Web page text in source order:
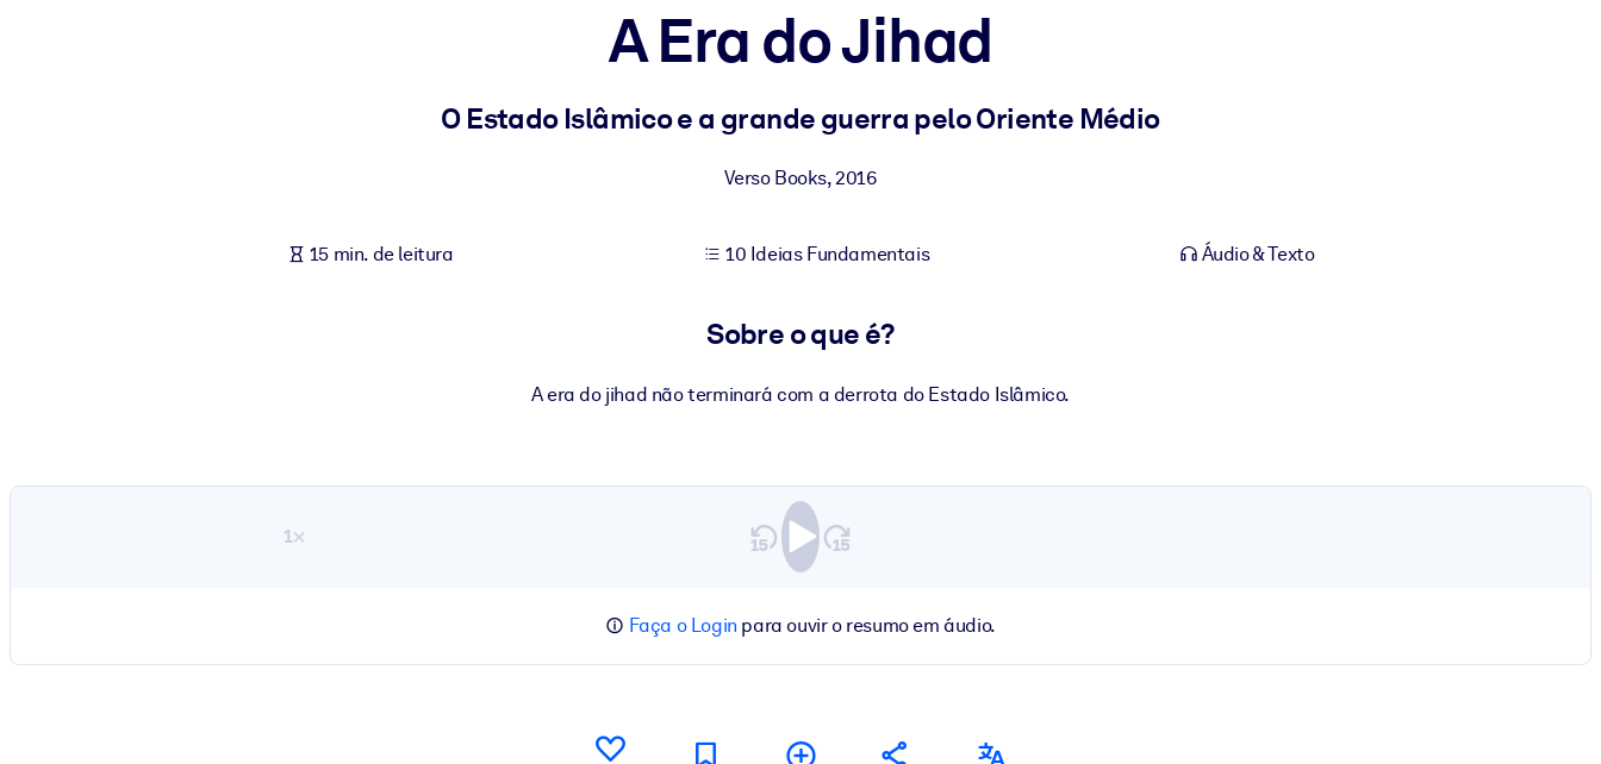
Enriqueça sua biblioteca corporativa com conhecimento de negócios confiável e pronto para uso.
Alimente seus sistemas de IA com conhecimento confiável e estruturado para melhorar os resultados.
A Era do Jihad
O Estado Islâmico e a grande guerra pelo Oriente Médio
Verso Books,2016
15 min. de leitura 10 Ideias Fundamentais Áudio & Texto
Sobre o que é?
A era do jihad não terminará com a derrota do Estado Islâmico.
1×
Faça o Login para ouvir o resumo em áudio.